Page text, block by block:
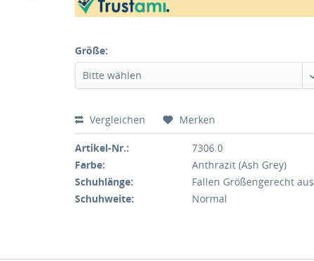
Größe:
Vergleichen Merken
Artikel-Nr.:
7306.0
Farbe:
Anthrazit (Ash Grey)
Schuhlänge:
Fallen Größengerecht aus
Schuhweite:
Normal